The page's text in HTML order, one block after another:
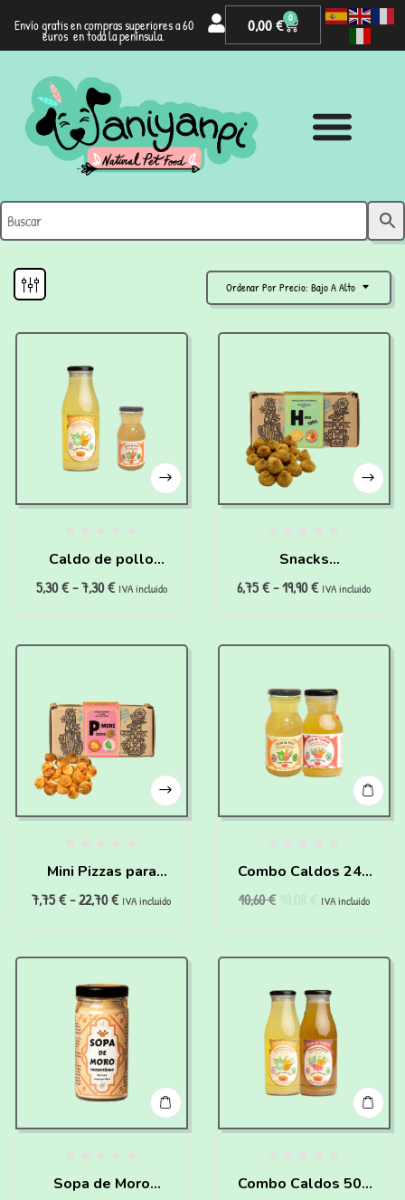
Envío gratis en compras superiores a 60
euros en toda la península.
0,00€ 0
Ordenar Por Precio: Bajo A Alto
Caldo de pollo
“super hidratante”
5,30€ - 7,30€ IVA incluido
Snacks
hipoalergénicos
6,75€-19,90€ IVA incluido
Mini Pizzas para
perros (150g)
7,75€-22,70€ IVA incluido
Combo Caldos 240
10,60€ IVA incluido
Sopa de Moro
Combo Caldos 500